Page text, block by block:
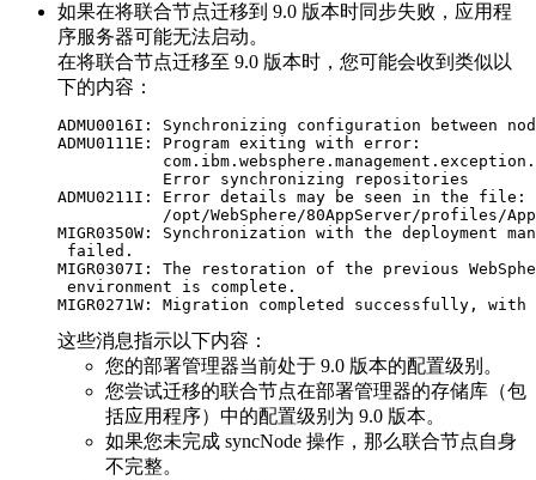
如果在将联合节点迁移到 9.0 版本时同步失败，应用程
序服务器可能无法启动。
在将联合节点迁移至 9.0 版本时，您可能会收到类似以
下的内容：
ADMU0016I: Synchronizing configuration between
ADMU0111E: Program exiting with error:
           Error synchronizing repositories
ADMU0211I: Error details may be seen in the file:
/opt/WebSphere/80AppServer/profiles/
MIGR0350W: Synchronization with the deployment
failed.
MIGR0307I: The restoration of the previous
environment is complete.
这些消息指示以下内容：
您的部署管理器当前处于 9.0 版本的配置级别。
您尝试迁移的联合节点在部署管理器的存储库（包
括应用程序）中的配置级别为 9.0 版本。
如果您未完成 syncNode 操作，那么联合节点自身
不完整。